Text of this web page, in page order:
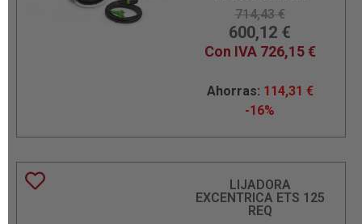
714,43€
600,12 €
Con IVA 726,15€
Ahorras: 114,31 €
-16%
LIJADORA
EXCENTRICA ETS 125
REQ